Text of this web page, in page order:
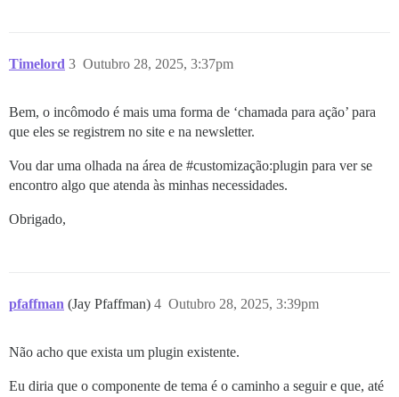
Timelord Outubro 28, 2025, 3:37pm
3
Bem, o incômodo é mais uma forma de ‘chamada para ação’ para
que eles se registrem no site e na newsletter.
Vou dar uma olhada na área de #customização:plugin para ver se
encontro algo que atenda às minhas necessidades.
Obrigado,
pfaffman (Jay Pfaffman) Outubro 28, 2025, 3:39pm
4
Não acho que exista um plugin existente.
Eu diria que o componente de tema é o caminho a seguir e que, até